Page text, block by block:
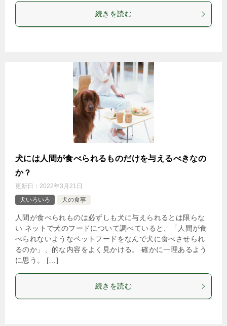
続きを読む
犬には人間が食べられるものだけを与えるべきなの
か？
更新日： 2022年3月21日
犬いろいろ
犬の食事
人間が食べられものは必ずしも犬に与えられるとは限らな
い ネットで犬のフードについて調べていると、「人間が食
べられないようなペットフードをなんで犬に食べさせられ
るのか」、的な内容をよく見かける。 確かに一理あるよう
に思う。 […]
続きを読む